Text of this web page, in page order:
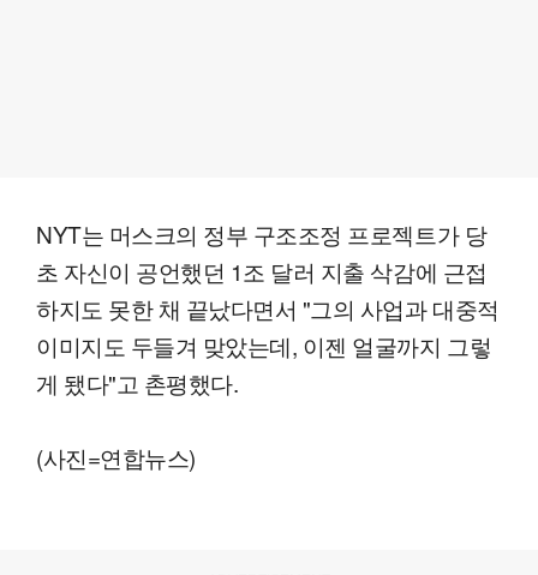
NYT는 머스크의 정부 구조조정 프로젝트가 당
초 자신이 공언했던 1조 달러 지출 삭감에 근접
하지도 못한 채 끝났다면서 "그의 사업과 대중적
이미지도 두들겨 맞았는데, 이젠 얼굴까지 그렇
게 됐다"고 촌평했다.
(사진=연합뉴스)